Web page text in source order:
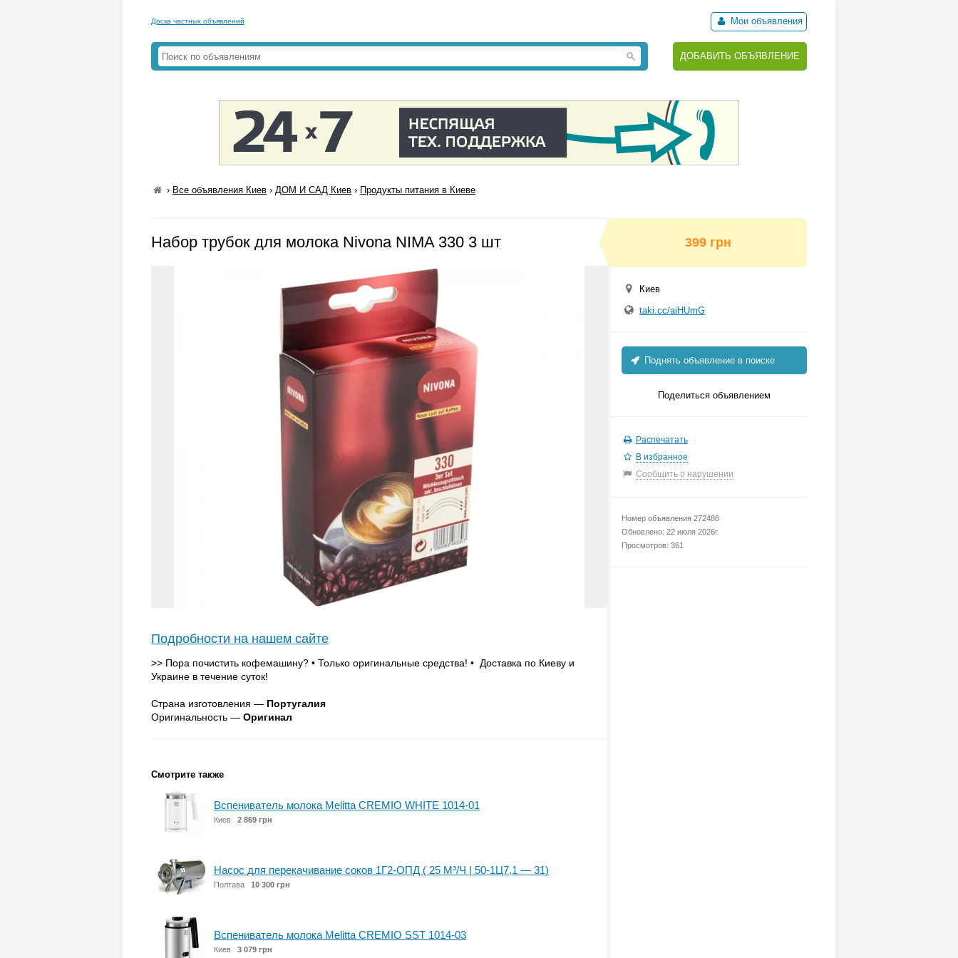
Доска частных объявлений Мои объявления
ДОБАВИТЬ ОБЪЯВЛЕНИЕ
› Все объявления Киев ›ДОМ И САД Киев › Продукты питания в Киеве
Набор трубок для молока Nivona NIMA 330 3 шт
Подробности на нашем сайте
>> Пора почистить кофемашину? • Только оригинальные средства! • Доставка по Киеву и
Украине в течение суток!
Страна изготовления — Португалия
Оригинальность — Оригинал
Смотрите также
Вспениватель молока Melitta CREMIO WHITE 1014-01
Киев 2 869 грн
Насос для перекачивание соков 1Г2-ОПД ( 25 М³/Ч | 50-1Ц7,1 — 31)
Полтава 10 300 грн
Вспениватель молока Melitta CREMIO SST 1014-03
Киев 3 079 грн
399 грн
Киев
taki.cc/aiHUmG
Поднять объявление в поиске
Поделиться объявлением
Распечатать
В избранное
Сообщить о нарушении
Номер объявления 272488
Обновлено: 22 июля 2026г.
Просмотров: 361